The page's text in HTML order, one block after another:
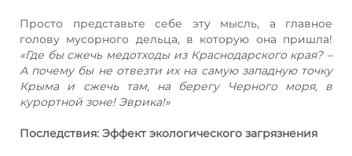
Просто представьте себе эту мысль, а главное
голову мусорного дельца, в которую она пришла!
«Где бы сжечь медотходы из Краснодарского края? –
А почему бы не отвезти их на самую западную точку
Крыма и сжечь там, на берегу Черного моря, в
курортной зоне! Эврика!»
Последствия: Эффект экологического загрязнения